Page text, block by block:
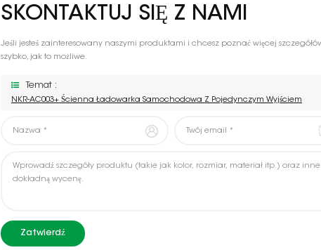
SKONTAKTUJ SIĘ Z NAMI
Jeśli jesteś zainteresowany naszymi produktami i chcesz poznać więcej
szybko, jak to możliwe.
Temat :
NKR-AC003+ Ścienna Ładowarka Samochodowa Z Pojedynczym Wyjściem
Zatwierdź